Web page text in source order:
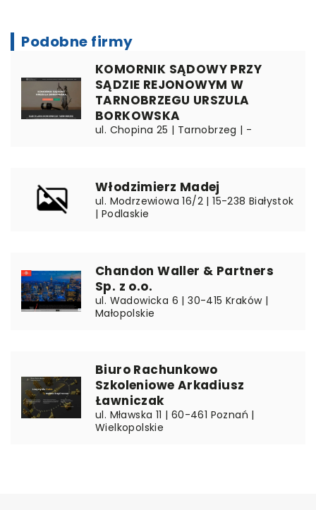
Podobne firmy
KOMORNIK SĄDOWY PRZY
SĄDZIE REJONOWYM W
TARNOBRZEGU URSZULA
BORKOWSKA
ul. Chopina 25 | Tarnobrzeg | -
Włodzimierz Madej
ul. Modrzewiowa 16/2 | 15-238 Białystok
| Podlaskie
Chandon Waller & Partners
Sp. z o.o.
ul. Wadowicka 6 | 30-415 Kraków |
Małopolskie
Biuro Rachunkowo
Szkoleniowe Arkadiusz
Ławniczak
ul. Mławska 11 | 60-461 Poznań |
Wielkopolskie